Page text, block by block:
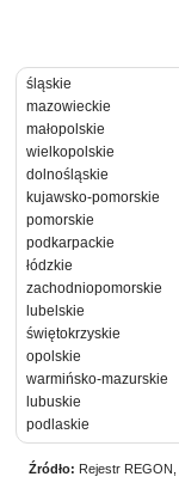
śląskie
mazowieckie
małopolskie
wielkopolskie
dolnośląskie
kujawsko-pomorskie
pomorskie
podkarpackie
łódzkie
zachodniopomorskie
lubelskie
świętokrzyskie
opolskie
warmińsko-mazurskie
lubuskie
podlaskie
Źródło: Rejestr REGON,